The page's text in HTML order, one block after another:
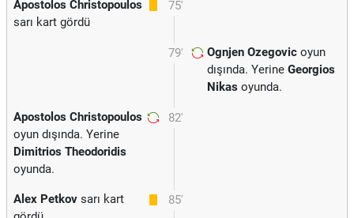
75'
Apostolos Christopoulos
sarı kart gördü
79' Ognjen Ozegovic oyun
dışında. Yerine Georgios
Nikas oyunda.
82'
Apostolos Christopoulos
oyun dışında. Yerine
Dimitrios Theodoridis
oyunda.
85'
Alex Petkov sarı kart